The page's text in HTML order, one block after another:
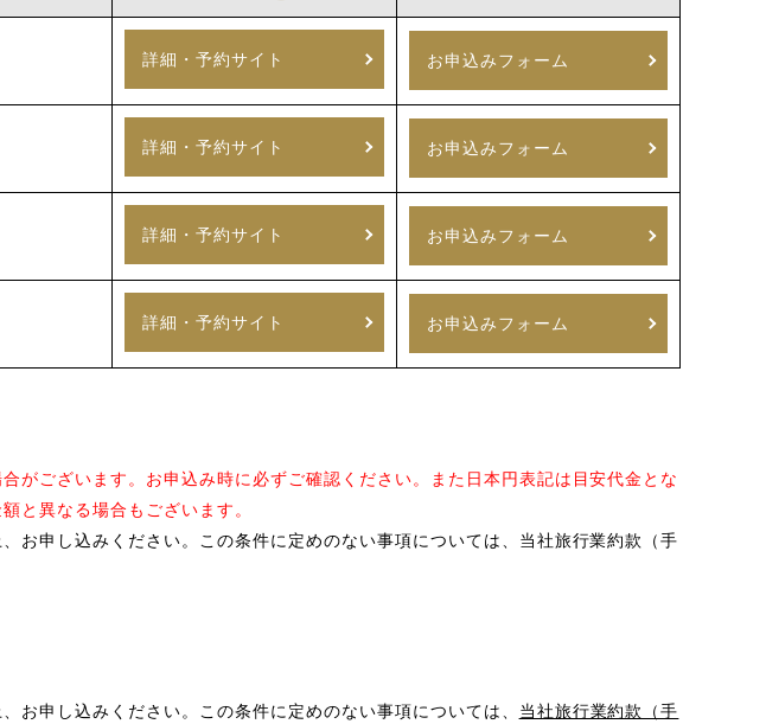
詳細・予約サイト お申込みフォーム
詳細・予約サイト お申込みフォーム
詳細・予約サイト お申込みフォーム
詳細・予約サイト お申込みフォーム
ございます。お申込み時に必ずご確認ください。また日本円表記は目安代金とな
と異なる場合もございます。
申し込みください。この条件に定めのない事項については、当社旅行業約款（手
申し込みください。この条件に定めのない事項については、 当社旅行業約款（手